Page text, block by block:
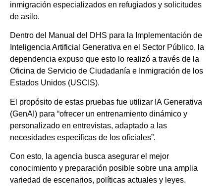
inmigración especializados en refugiados y solicitudes
de asilo.
Dentro del Manual del DHS para la Implementación de
Inteligencia Artificial Generativa en el Sector Público, la
dependencia expuso que esto lo realizó a través de la
Oficina de Servicio de Ciudadanía e Inmigración de los
Estados Unidos (USCIS).
El propósito de estas pruebas fue utilizar IA Generativa
(GenAI) para “ofrecer un entrenamiento dinámico y
personalizado en entrevistas, adaptado a las
necesidades específicas de los oficiales”.
Con esto, la agencia busca asegurar el mejor
conocimiento y preparación posible sobre una amplia
variedad de escenarios, políticas actuales y leyes.